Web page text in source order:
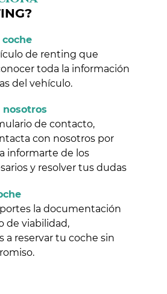
de renting que
toda la información
del vehículo.
nosotros
de contacto,
con nosotros por
informarte de los
y resolver tus dudas
la documentación
de viabilidad,
a reservar tu coche sin